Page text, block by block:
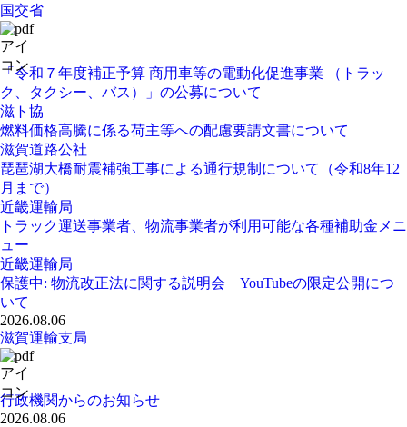
国交省
「令和７年度補正予算 商用車等の電動化促進事業 （トラッ
ク、タクシー、バス）」の公募について
滋ト協
燃料価格高騰に係る荷主等への配慮要請文書について
滋賀道路公社
琵琶湖大橋耐震補強工事による通行規制について（令和8年12
月まで）
近畿運輸局
トラック運送事業者、物流事業者が利用可能な各種補助金メニ
ュー
近畿運輸局
保護中: 物流改正法に関する説明会 YouTubeの限定公開につ
いて
2026.08.06
滋賀運輸支局
行政機関からのお知らせ
2026.08.06